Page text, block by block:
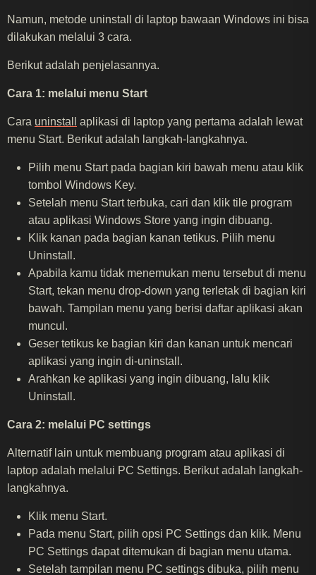
Namun, metode uninstall di laptop bawaan Windows ini bisa
dilakukan melalui 3 cara.
Berikut adalah penjelasannya.
Cara 1: melalui menu Start
Cara uninstall
aplikasi di laptop yang pertama adalah lewat
menu Start. Berikut adalah langkah-langkahnya.
Pilih menu Start pada bagian kiri bawah menu atau klik
tombol Windows Key.
Setelah menu Start terbuka, cari dan klik tile program
atau aplikasi Windows Store yang ingin dibuang.
Klik kanan pada bagian kanan tetikus. Pilih menu
Uninstall.
Apabila kamu tidak menemukan menu tersebut di menu
Start, tekan menu drop-down yang terletak di bagian kiri
bawah. Tampilan menu yang berisi daftar aplikasi akan
muncul.
Geser tetikus ke bagian kiri dan kanan untuk mencari
aplikasi yang ingin di-uninstall.
Arahkan ke aplikasi yang ingin dibuang, lalu klik
Uninstall.
Cara 2: melalui PC settings
Alternatif lain untuk membuang program atau aplikasi di
laptop adalah melalui PC Settings. Berikut adalah langkah-
langkahnya.
Klik menu Start.
Pada menu Start, pilih opsi PC Settings dan klik. Menu
PC Settings dapat ditemukan di bagian menu utama.
Setelah tampilan menu PC settings dibuka, pilih menu